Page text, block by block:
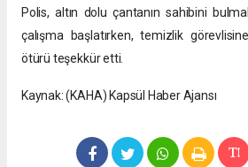
Polis, altın dolu çantanın sahibini
çalışma başlatırken, temizlik
ötürü teşekkür etti.
Kaynak: (KAHA) Kapsül Haber Ajansı